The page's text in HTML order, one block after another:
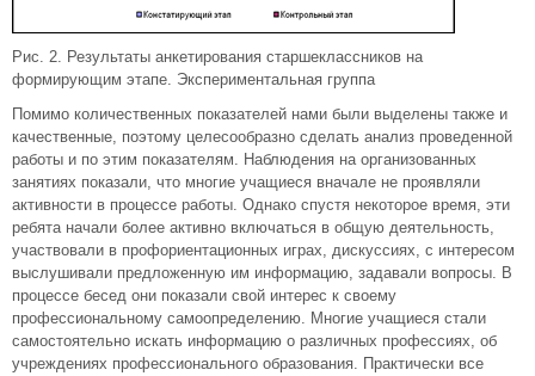
Рис. 2. Результаты анкетирования старшеклассников на
формирующим этапе. Экспериментальная группа
Помимо количественных показателей нами были выделены также и
качественные, поэтому целесообразно сделать анализ проведенной
работы и по этим показателям. Наблюдения на организованных
занятиях показали, что многие учащиеся вначале не проявляли
активности в процессе работы. Однако спустя некоторое время, эти
ребята начали более активно включаться в общую деятельность,
участвовали в профориентационных играх, дискуссиях, с интересом
выслушивали предложенную им информацию, задавали вопросы. В
процессе бесед они показали свой интерес к своему
профессиональному самоопределению. Многие учащиеся стали
самостоятельно искать информацию о различных профессиях, об
учреждениях профессионального образования. Практически все